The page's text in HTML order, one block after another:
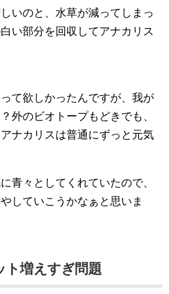
いのと、水草が減ってしまっ
い部分を回収してアナカリス
て欲しかったんですが、我が
外のビオトープもどきでも、
ナカリスは普通にずっと元気
青々としてくれていたので、
していこうかなぁと思いま
ト増えすぎ問題